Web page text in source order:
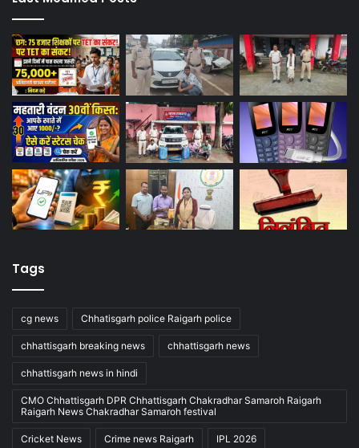
Tags
cg news Chhatisgarh police Raigarh police
chhattisgarh breaking news chhattisgarh news
chhattisgarh news in hindi
CMO Chhattisgarh DPR Chhattisgarh Chakradhar Samaroh Raigarh
Raigarh News Chakradhar Samaroh festival
Cricket News Crime news Raigarh IPL 2026